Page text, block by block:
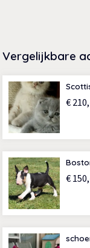
Vergelijkbare
€
€